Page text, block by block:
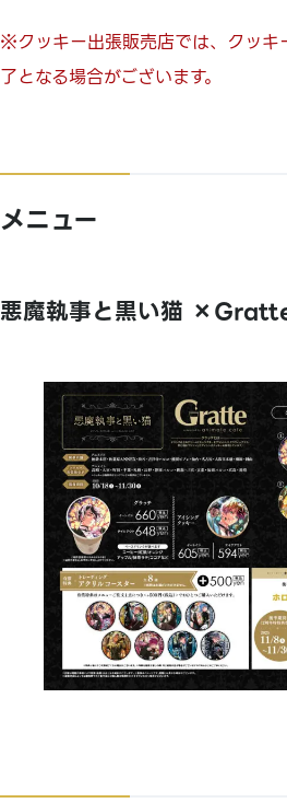
※クッキー出張販売店では、クッキ
了となる場合がございます。
メニュー
悪魔執事と黒い猫